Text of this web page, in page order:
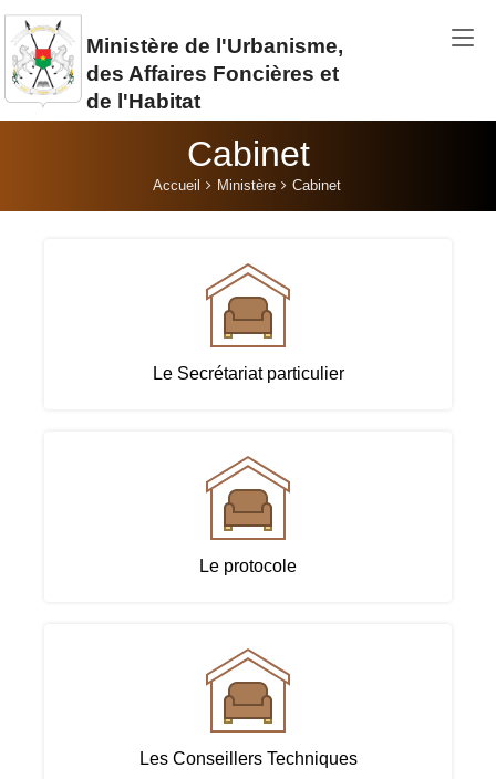
Aller au contenu principal
Ministère de l'Urbanisme,
des Affaires Foncières et
de l'Habitat
Cabinet
Accueil Ministère Cabinet
Le Secrétariat particulier
Le protocole
Les Conseillers Techniques